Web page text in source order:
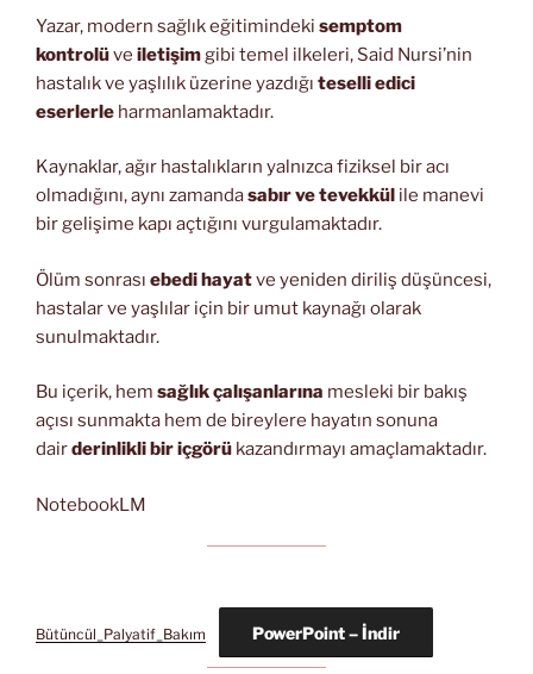
Yazar, modern sağlık eğitimindeki semptom
kontrolüve iletişimgibi temel ilkeleri, Said Nursi’nin
hastalık ve yaşlılık üzerine yazdığı teselli edici
eserlerle harmanlamaktadır.
Kaynaklar, ağır hastalıkların yalnızca fiziksel bir acı
olmadığını, aynı zamandasabır ve tevekkül ile manevi
bir gelişime kapı açtığını vurgulamaktadır.
Ölüm sonrası ebedi hayatve yeniden diriliş düşüncesi,
hastalar ve yaşlılar için bir umut kaynağı olarak
sunulmaktadır.
Bu içerik, hem sağlık çalışanlarına mesleki bir bakış
açısı sunmakta hem de bireylere hayatın sonuna
dairderinlikli bir içgörü kazandırmayı amaçlamaktadır.
NotebookLM
Bütüncül_Palyatif_Bakım PowerPoint – İndir